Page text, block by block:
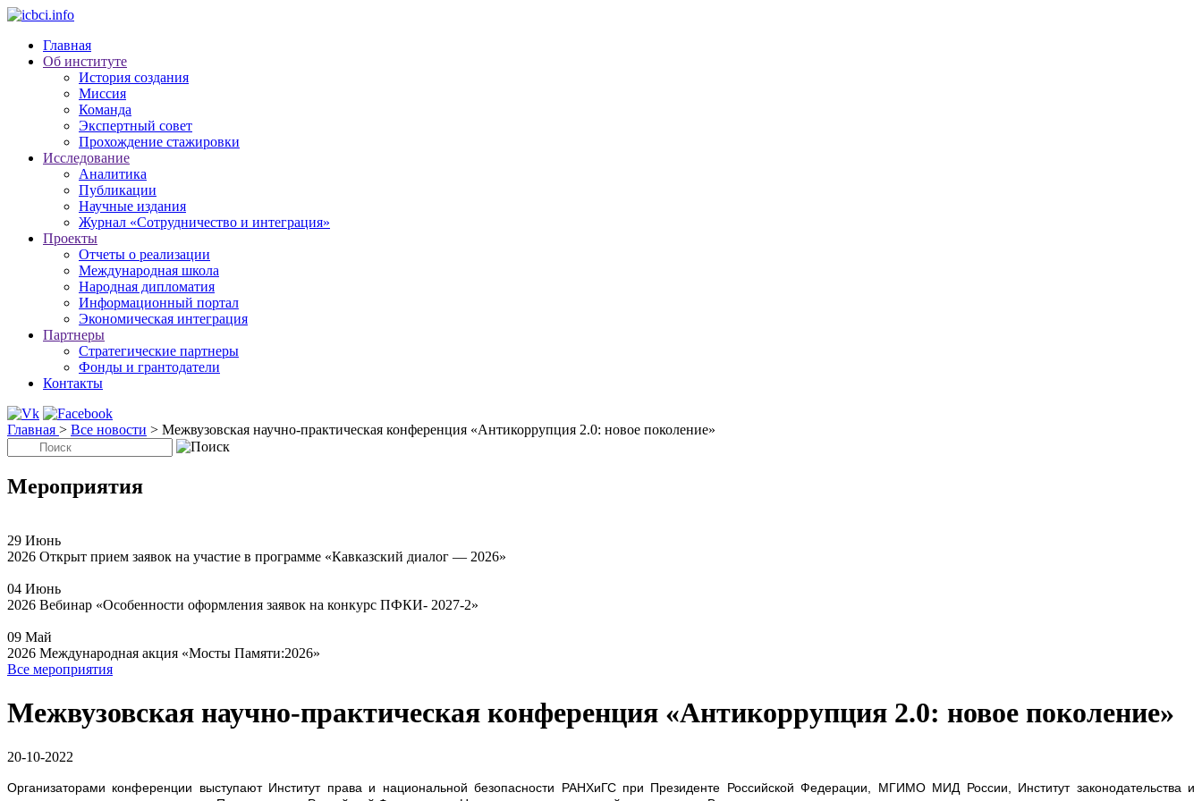
Главная
Об институте
История создания
Миссия
Команда
Экспертный совет
Прохождение стажировки
Исследование
Аналитика
Публикации
Научные издания
Журнал «Сотрудничество и интеграция»
Проекты
Отчеты о реализации
Международная школа
Народная дипломатия
Информационный портал
Экономическая интеграция
Партнеры
Стратегические партнеры
Фонды и грантодатели
Контакты
Главная > Все новости > Межвузовская научно-практическая конференция «Антикоррупция 2.0: новое поколение»
Мероприятия
29 Июнь
2026 Открыт прием заявок на участие в программе «Кавказский диалог — 2026»
04 Июнь
2026 Вебинар «Особенности оформления заявок на конкурс ПФКИ- 2027-2»
09 Май
2026 Международная акция «Мосты Памяти:2026»
Все мероприятия
Межвузовская научно-практическая конференция «Антикоррупция 2.0: новое поколение»
20-10-2022
Организаторами конференции выступают Институт права и национальной безопасности РАНХиГС при Президенте Российской Федерации, МГИМО МИД России, Институт законодательства и